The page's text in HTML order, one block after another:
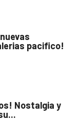
pacifico!
Nostalgia y